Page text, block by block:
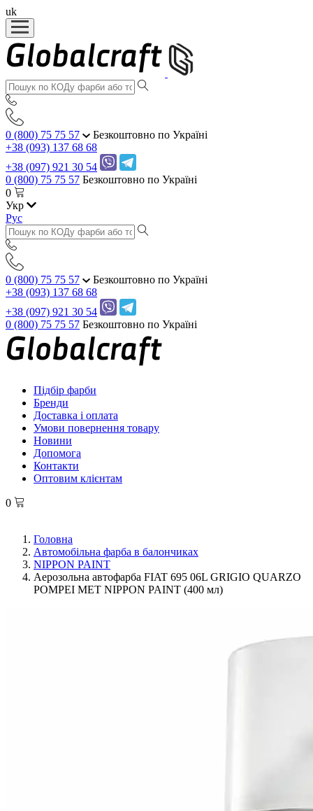
uk
0 (800) 75 75 57
Безкоштовно по Україні
+38 (093) 137 68 68
+38 (097) 921 30 54
0 (800) 75 75 57 Безкоштовно по Україні
0
Укр
Рус
0 (800) 75 75 57
Безкоштовно по Україні
+38 (093) 137 68 68
+38 (097) 921 30 54
0 (800) 75 75 57 Безкоштовно по Україні
Підбір фарби
Бренди
Доставка і оплата
Умови повернення товару
Новини
Допомога
Контакти
Оптовим клієнтам
0
Головна
Автомобільна фарба в балончиках
NIPPON PAINT
Аерозольна автофарба FIAT 695 06L GRIGIO QUARZO
POMPEI MET NIPPON PAINT (400 мл)